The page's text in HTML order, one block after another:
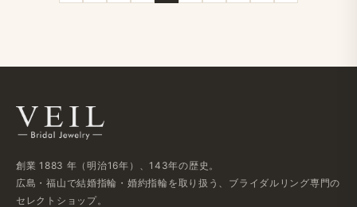
創業 1883 年（明治16年）、143年の歴史。
広島・福山で結婚指輪・婚約指輪を取り扱う、ブライダルリング専門の
セレクトショップ。